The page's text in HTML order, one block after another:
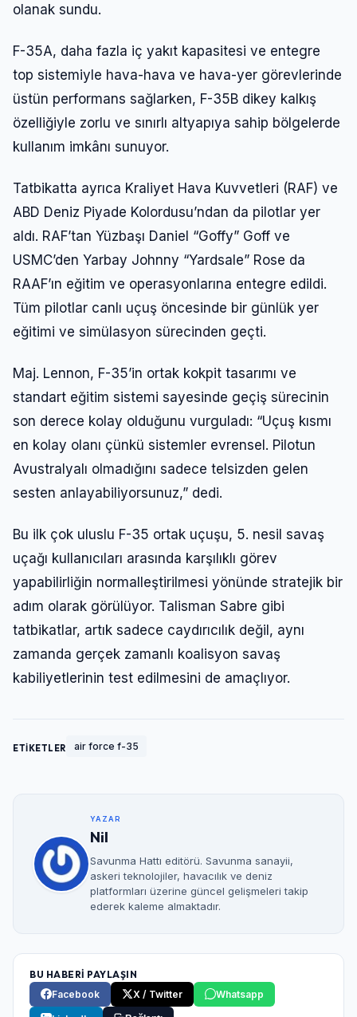
olanak sundu.
F-35A, daha fazla iç yakıt kapasitesi ve entegre
top sistemiyle hava-hava ve hava-yer görevlerinde
üstün performans sağlarken, F-35B dikey kalkış
özelliğiyle zorlu ve sınırlı altyapıya sahip bölgelerde
kullanım imkânı sunuyor.
Tatbikatta ayrıca Kraliyet Hava Kuvvetleri (RAF) ve
ABD Deniz Piyade Kolordusu’ndan da pilotlar yer
aldı. RAF’tan Yüzbaşı Daniel “Goffy” Goff ve
USMC’den Yarbay Johnny “Yardsale” Rose da
RAAF’ın eğitim ve operasyonlarına entegre edildi.
Tüm pilotlar canlı uçuş öncesinde bir günlük yer
eğitimi ve simülasyon sürecinden geçti.
Maj. Lennon, F-35’in ortak kokpit tasarımı ve
standart eğitim sistemi sayesinde geçiş sürecinin
son derece kolay olduğunu vurguladı: “Uçuş kısmı
en kolay olanı çünkü sistemler evrensel. Pilotun
Avustralyalı olmadığını sadece telsizden gelen
sesten anlayabiliyorsunuz,” dedi.
Bu ilk çok uluslu F-35 ortak uçuşu, 5. nesil savaş
uçağı kullanıcıları arasında karşılıklı görev
yapabilirliğin normalleştirilmesi yönünde stratejik bir
adım olarak görülüyor. Talisman Sabre gibi
tatbikatlar, artık sadece caydırıcılık değil, aynı
zamanda gerçek zamanlı koalisyon savaş
kabiliyetlerinin test edilmesini de amaçlıyor.
ETİKETLER air force f-35
YAZAR
Nil
Savunma Hattı editörü. Savunma sanayii,
askeri teknolojiler, havacılık ve deniz
platformları üzerine güncel gelişmeleri takip
ederek kaleme almaktadır.
BU HABERİ PAYLAŞIN
Facebook
X / Twitter Whatsapp